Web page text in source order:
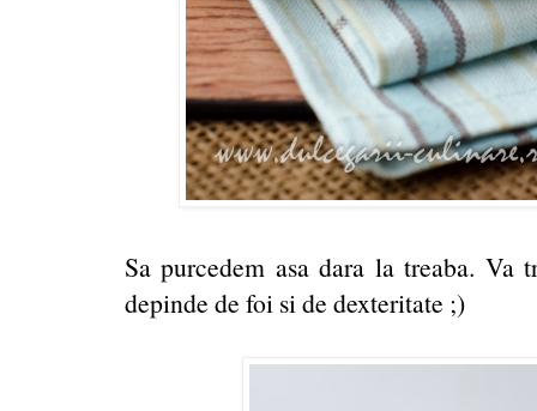
Sa purcedem asa dara la treaba. Va
depinde de foi si de dexteritate ;)